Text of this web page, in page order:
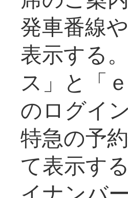
発車番線
表示する
ス」と「
のログイ
特急の予
て表示す